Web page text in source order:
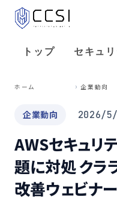
トップ セキュ
ホーム 企業動向
企業動向 2026/
AWSセキュリ
題に対処 クラ
改善ウェビナ